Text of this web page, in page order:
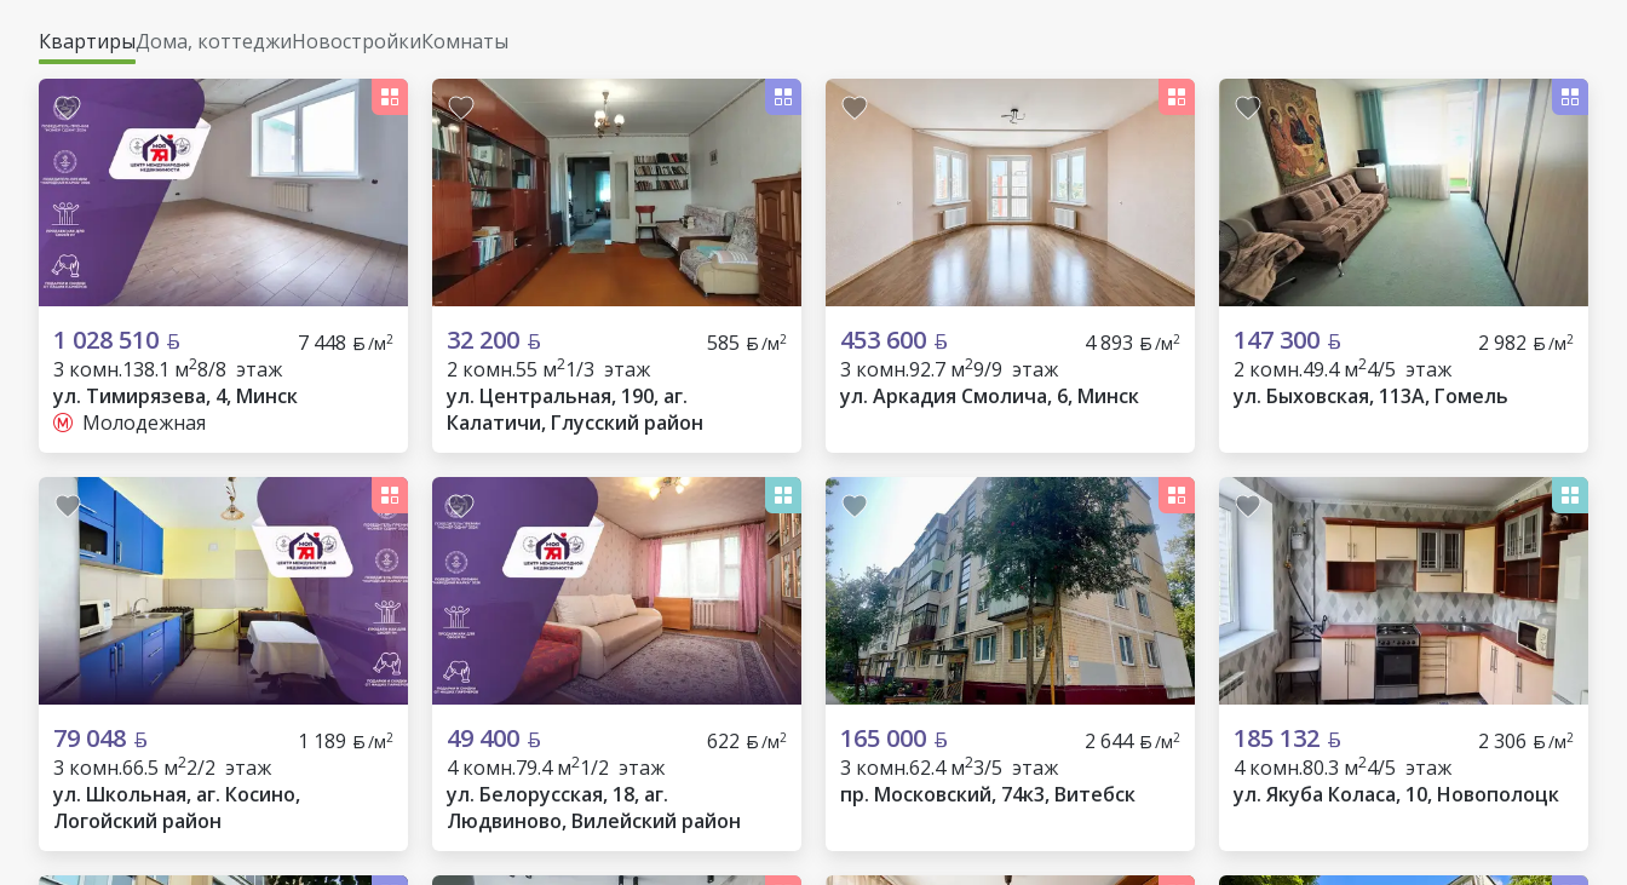
КвартирыДома, коттеджиНовостройкиКомнаты
1 028 510 7 448 /м2
3 комн.138.1 м28/8 этаж
ул. Тимирязева, 4, Минск
Молодежная
32 200 585 /м2
2 комн.55 м21/3 этаж
ул. Центральная, 190, аг.
Калатичи, Глусский район
453 600 4 893 /м2
3 комн.92.7 м29/9 этаж
ул. Аркадия Смолича, 6, Минск
147 300 2 982 /м2
2 комн.49.4 м24/5 этаж
ул. Быховская, 113А, Гомель
79 048 1 189 /м2
3 комн.66.5 м22/2 этаж
ул. Школьная, аг. Косино,
Логойский район
49 400 622 /м2
4 комн.79.4 м21/2 этаж
ул. Белорусская, 18, аг.
Людвиново, Вилейский район
165 000 2 644 /м2
3 комн.62.4 м23/5 этаж
пр. Московский, 74к3, Витебск
185 132 2 306 /м2
4 комн.80.3 м24/5 этаж
ул. Якуба Коласа, 10, Новополоцк